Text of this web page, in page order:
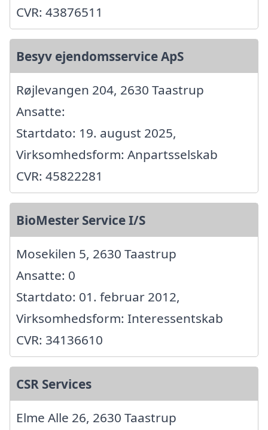
CVR: 43876511
Besyv ejendomsservice ApS
Røjlevangen 204, 2630 Taastrup
Ansatte:
Startdato: 19. august 2025,
Virksomhedsform: Anpartsselskab
CVR: 45822281
BioMester Service I/S
Mosekilen 5, 2630 Taastrup
Ansatte: 0
Startdato: 01. februar 2012,
Virksomhedsform: Interessentskab
CVR: 34136610
CSR Services
Elme Alle 26, 2630 Taastrup